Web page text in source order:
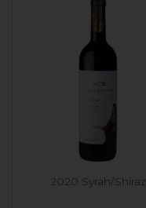
2020 Syrah/Shiraz